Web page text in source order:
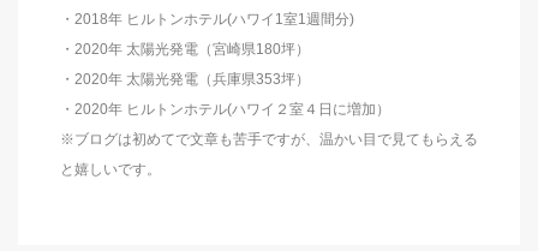
・2018年 ヒルトンホテル(ハワイ1室1週間分)
・2020年 太陽光発電（宮崎県180坪）
・2020年 太陽光発電（兵庫県353坪）
・2020年 ヒルトンホテル(ハワイ２室４日に増加）
※ブログは初めてで文章も苦手ですが、温かい目で見てもらえる
と嬉しいです。